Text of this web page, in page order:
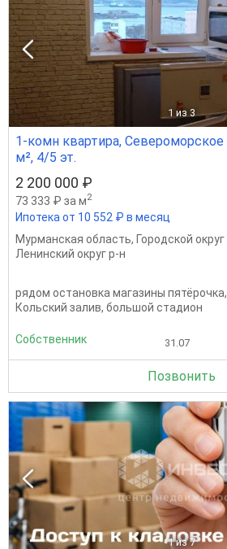
1 из 3
1-комн квартира, Североморское
м², 4/5 эт.
2 200 000 ₽
73 333 ₽ за м2
Ипотека от 10 552 ₽ в месяц
Мурманская область, Городской
Ленинский округ р-н
рядом остановка магазины
Кольский залив, большой стадион
Собственник 31.07
Позвонить
1 из 7